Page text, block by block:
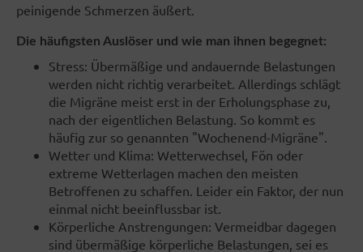
peinigende Schmerzen äußert.
Die häufigsten Auslöser und wie man ihnen begegnet:
Stress: Übermäßige und andauernde Belastungen
werden nicht richtig verarbeitet. Allerdings schlägt
die Migräne meist erst in der Erholungsphase zu,
nach der eigentlichen Belastung. So kommt es
häufig zur so genannten "Wochenend-Migräne".
Wetter und Klima: Wetterwechsel, Fön oder
extreme Wetterlagen machen den meisten
Betroffenen zu schaffen. Leider ein Faktor, der nun
einmal nicht beeinflussbar ist.
Körperliche Anstrengungen: Vermeidbar dagegen
sind übermäßige körperliche Belastungen, sei es